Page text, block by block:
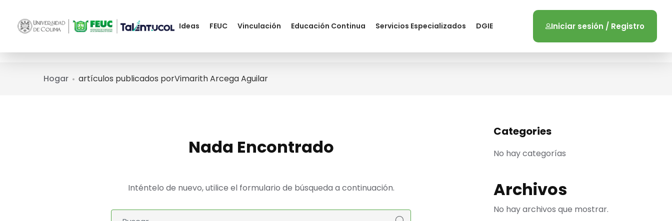
Ideas FEUC Vinculación Educación Continua Servicios Especializados DGIE Iniciar sesión / Registro
Hogar artículos publicados porVimarith Arcega Aguilar
Nada Encontrado
Inténtelo de nuevo, utilice el formulario de búsqueda a continuación.
Categories
No hay categorías
Archivos
No hay archivos que mostrar.